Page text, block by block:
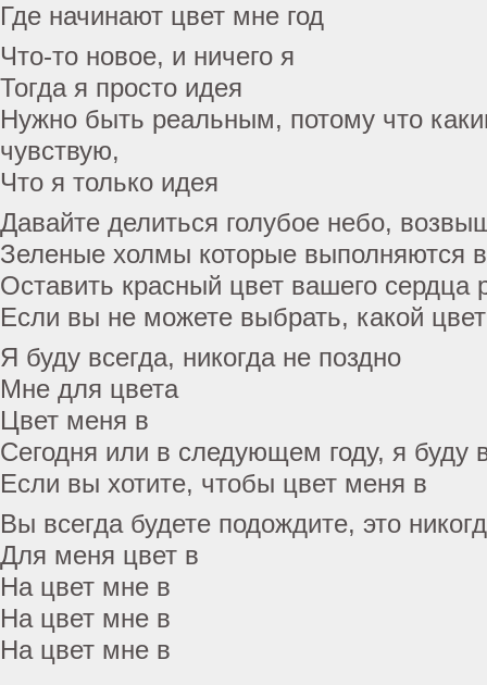
Где начинают цвет мне год
Что-то новое, и ничего я
Тогда я просто идея
Нужно быть реальным, потому что
чувствую,
Что я только идея
Давайте делиться голубое небо,
Зеленые холмы которые выполняются в
Оставить красный цвет вашего сердца
Если вы не можете выбрать, какой
Я буду всегда, никогда не поздно
Мне для цвета
Цвет меня в
Сегодня или в следующем году, я буду
Если вы хотите, чтобы цвет меня в
Вы всегда будете подождите, это
Для меня цвет в
На цвет мне в
На цвет мне в
На цвет мне в